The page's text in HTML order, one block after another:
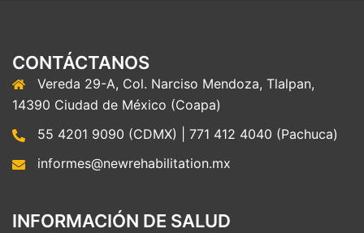
CONTÁCTANOS
Vereda 29-A, Col. Narciso Mendoza, Tlalpan,
14390 Ciudad de México (Coapa)
55 4201 9090 (CDMX) | 771 412 4040 (Pachuca)
informes@newrehabilitation.mx
INFORMACIÓN DE SALUD